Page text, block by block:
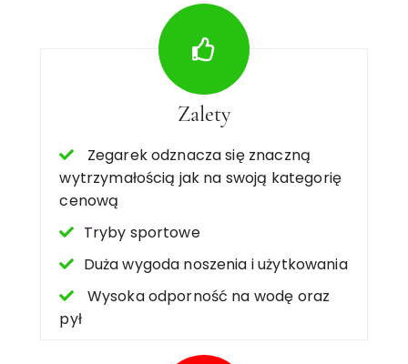
Zalety
Zegarek odznacza się znaczną
wytrzymałością jak na swoją kategorię
cenową
Tryby sportowe
Duża wygoda noszenia i użytkowania
Wysoka odporność na wodę oraz
pył